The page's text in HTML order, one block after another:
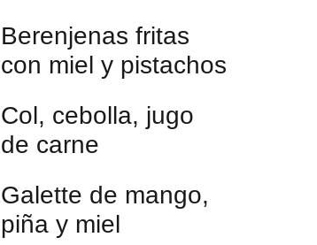
Berenjenas fritas
con miel y pistachos
Col, cebolla, jugo
de carne
Galette de mango,
piña y miel